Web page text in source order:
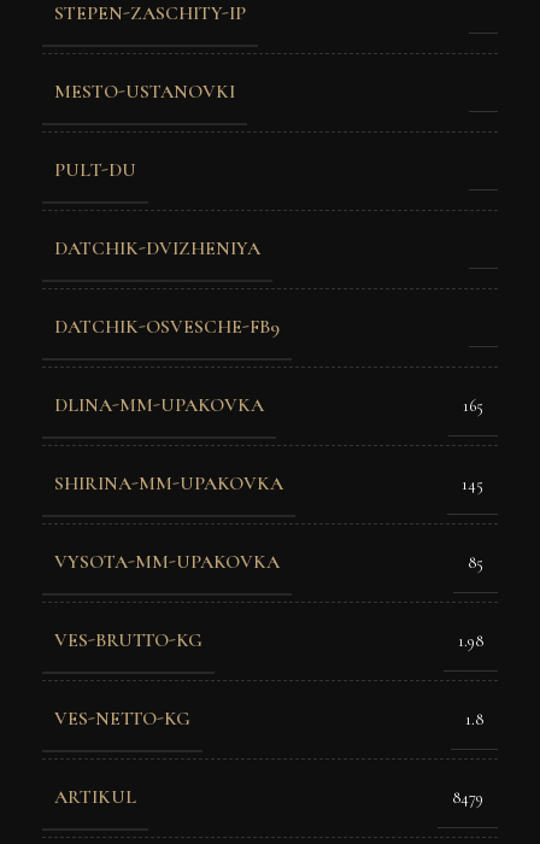
STEPEN-ZASCHITY-IP
MESTO-USTANOVKI
PULT-DU
DATCHIK-DVIZHENIYA
DATCHIK-OSVESCHE-FB9
DLINA-MM-UPAKOVKA 165
SHIRINA-MM-UPAKOVKA 145
VYSOTA-MM-UPAKOVKA 85
VES-BRUTTO-KG 1.98
VES-NETTO-KG 1.8
ARTIKUL 8479